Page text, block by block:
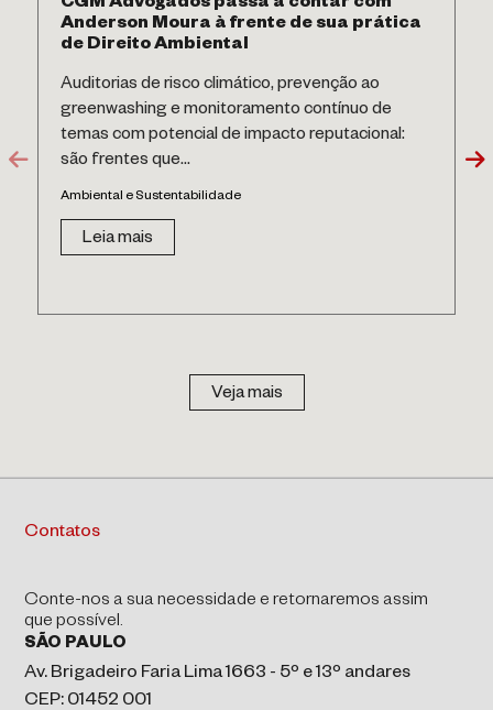
CGM Advogados passa a contar com
Anderson Moura à frente de sua prática
de Direito Ambiental
Auditorias de risco climático, prevenção ao
greenwashing e monitoramento contínuo de
temas com potencial de impacto reputacional:
são frentes que...
Ambiental e Sustentabilidade
Leia mais
Veja mais
Contatos
Conte-nos a sua necessidade e retornaremos assim
que possível.
SÃO PAULO
Av. Brigadeiro Faria Lima 1663 - 5º e 13º andares
CEP: 01452 001